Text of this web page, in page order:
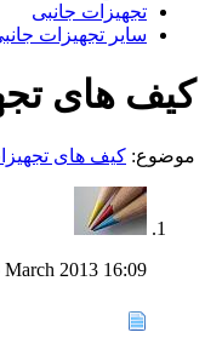
تجهيزات جانبی
سایر تجهیزات
کیف های
موضوع: کیف های
March 2013 16:09